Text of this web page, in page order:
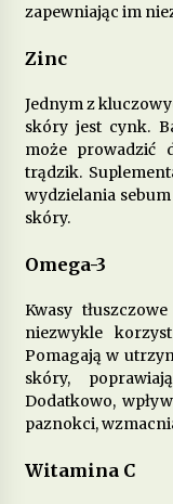
jak
zapewniając im
Zinc
Jednym z
skóry jest cynk.
może prowadzić
trądzik.
wydzielania
skóry.
Omega-3
Kwasy
niezwykle
Pomagają w
skóry,
Dodatkowo,
paznokci,
Witamina C